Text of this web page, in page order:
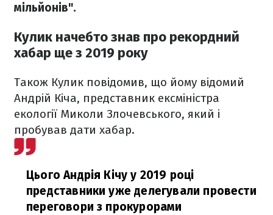
мільйонів".
Кулик начебто знав про рекордний
хабар ще з 2019 року
Також Кулик повідомив, що йому відомий
Андрій Кіча, представник ексміністра
екології Миколи Злочевського, який і
пробував дати хабар.
Цього Андрія Кічу у 2019 році
представники уже делегували провести
переговори з прокурорами